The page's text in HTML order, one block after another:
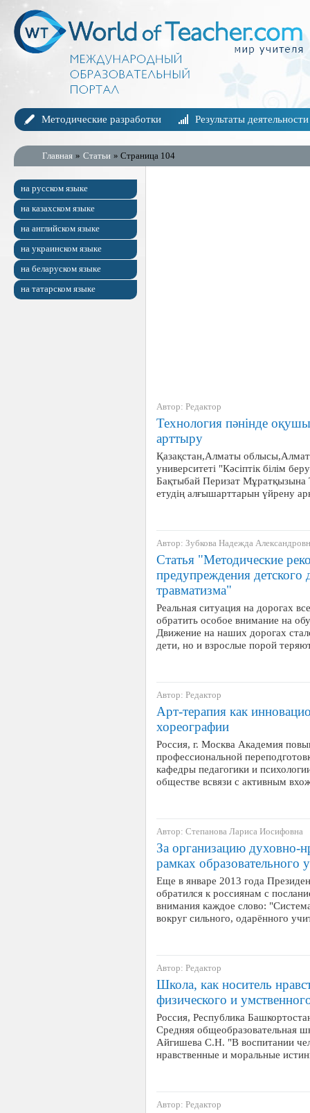
Методические разработки Результаты деятельности
Главная » Статьи » Страница 104
на русском языке
на казахском языке
на английском языке
на украинском языке
на беларуском языке
на татарском языке
Автор: Редактор
Технология пәнінде
арттыру
Қазақстан,Алматы
университеті "Кәсіптік білім
Бақтыбай Перизат Мұратқызына
етудің алғышарттарын үйрену
Автор: Зубкова Надежда
Статья "Методические
предупреждения
травматизма"
Реальная ситуация на дорогах
обратить особое внимание на
Движение на наших дорогах
дети, но и взрослые порой
Автор: Редактор
Арт-терапия как
хореографии
Россия, г. Москва Академия
профессиональной
кафедры педагогики и
обществе всвязи с активным
Автор: Степанова Лариса Иосифовна
За организацию духовно-
рамках образовательного
Еще в январе 2013 года
обратился к россиянам с
внимания каждое слово:
вокруг сильного, одарённого
Автор: Редактор
Школа, как носитель
физического и
Россия, Республика
Средняя общеобразовательная
Айгишева С.Н. "В воспитании
нравственные и моральные
Автор: Редактор